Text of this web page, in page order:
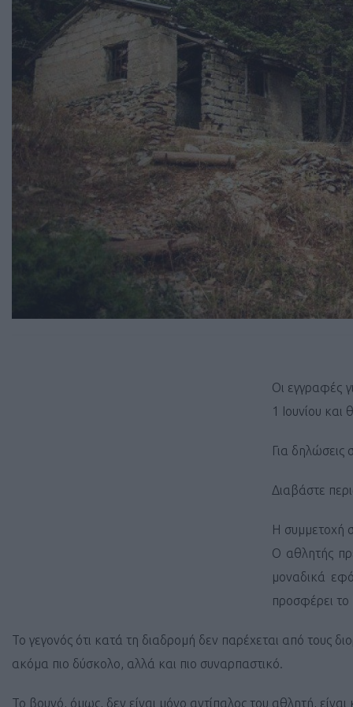
Οι εγγραφές
1 Ιουνίου
Για δηλώσεις
Διαβάστε
Η συμμετοχή
Ο αθλητής
μοναδικά
προσφέρει το
Το γεγονός ότι κατά τη διαδρομή δεν παρέχεται από τους
ακόμα πιο δύσκολο, αλλά και πιο συναρπαστικό.
Το βουνό, όμως, δεν είναι μόνο αντίπαλος του αθλητή,